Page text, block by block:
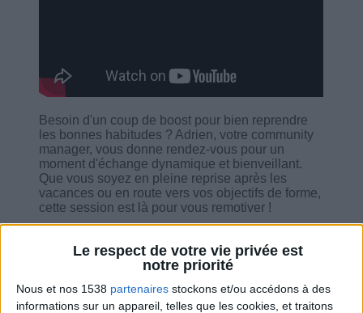
Le respect de votre vie privée est
notre priorité
Nous et nos 1538 partenaires stockons et/ou accédons à des
informations sur un appareil, telles que les cookies, et traitons
Besoin d'un coup de boost pour bien reprendre
les bonnes habitudes ? Adrien, votre community
manager, vous donne rendez-vous pour un
moment d'échange dynamique et bienveillant.
Que vous soyez en pleine reprise après les
vacances ou en route vers vos objectifs de forme,
cette session est là pour vous remotiver !
- Des échanges inspirants pour garder le cap
- Les dernières infos du Dr Jean-Michel Cohen
pour rester motivé(e) !